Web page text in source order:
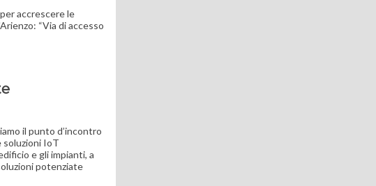
accrescere le
“Via di accesso
il punto d’incontro
soluzioni IoT
e gli impianti, a
potenziate